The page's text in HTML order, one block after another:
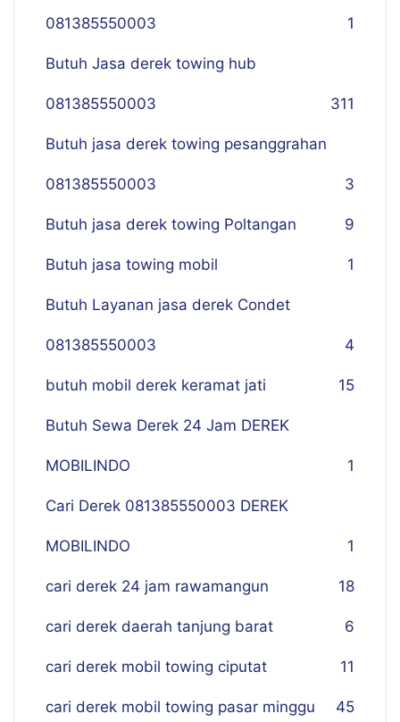
081385550003 1
Butuh Jasa derek towing hub
081385550003 311
Butuh jasa derek towing pesanggrahan
081385550003 3
Butuh jasa derek towing Poltangan 9
Butuh jasa towing mobil 1
Butuh Layanan jasa derek Condet
081385550003 4
butuh mobil derek keramat jati 15
Butuh Sewa Derek 24 Jam DEREK
MOBILINDO 1
Cari Derek 081385550003 DEREK
MOBILINDO 1
cari derek 24 jam rawamangun 18
cari derek daerah tanjung barat 6
cari derek mobil towing ciputat 11
cari derek mobil towing pasar minggu 45